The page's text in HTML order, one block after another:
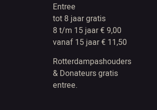
Entree
tot 8 jaar gratis
8 t/m 15 jaar € 9,00
vanaf 15 jaar € 11,50
Rotterdampashouders
& Donateurs gratis
entree.